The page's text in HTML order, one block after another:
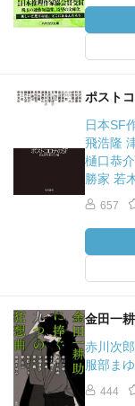
ポスト
日本SF
飛浩隆
樋口恭
勝家 若
657
金田一
赤川次
服部ま
444